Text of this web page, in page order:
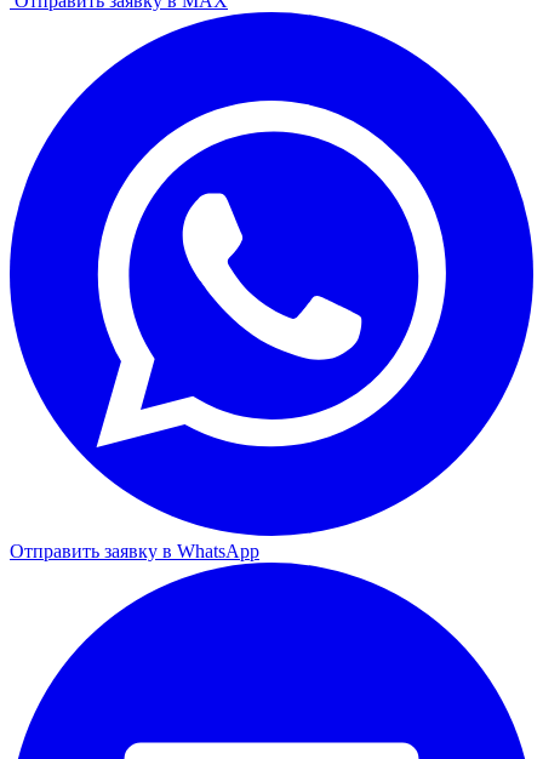
Отправить заявку в WhatsApp